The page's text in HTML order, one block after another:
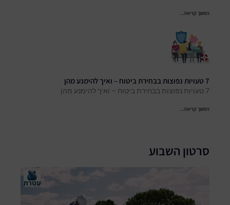
המשך קריאה...
7 טעויות נפוצות בבחירת ביטוח – ואיך להימנע מהן
7 טעויות נפוצות בבחירת ביטוח – ואיך להימנע מהן
המשך קריאה...
סרטון השבוע